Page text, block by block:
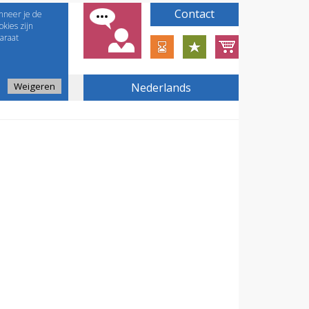
je de
zijn
Weigeren Nederlands
Contact